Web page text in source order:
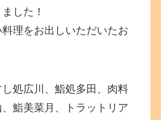
した！
理をお出しいただいたお
処広川、鮨処多田、肉料
鮨美菜月、トラットリア